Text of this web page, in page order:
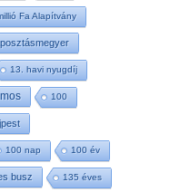
Fa Alapítvány
13. havi nyugdíj
100
100 nap 100 év
busz 135 éves